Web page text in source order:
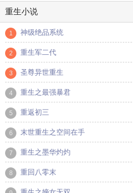
重生小说
1 神级绝品系统
2 重生军二代
3 圣尊异世重生
4 重生之最强暴君
5 重返初三
6 末世重生之空间在手
7 重生之墨华灼灼
8 重回八零末